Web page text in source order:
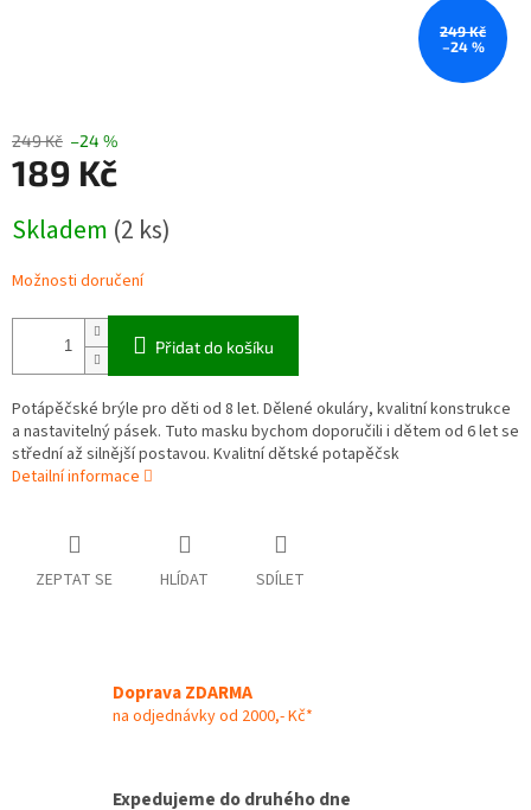
249 Kč
–24 %
249 Kč –24 %
189 Kč
cena:
Skladem (2 ks)
Možnosti doručení
Přidat do košíku
Potápěčské brýle pro děti od 8 let. Dělené okuláry, kvalitní konstrukce
a nastavitelný pásek. Tuto masku bychom doporučili i dětem od 6 let se
střední až silnější postavou. Kvalitní dětské potapěčsk
Detailní informace
ZEPTAT SE HLÍDAT SDÍLET
Doprava ZDARMA
na odjednávky od 2000,- Kč*
Expedujeme do druhého dne